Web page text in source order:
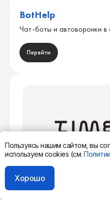
BotHelp
Чат-боты и автоворонки в
Перейти
Timepad
Пользуясь нашим сайтом, вы
используем cookies (см.
Хорошо